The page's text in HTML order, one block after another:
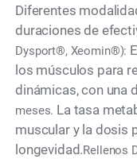
Diferentes
duraciones de
Dysport®, Xeomin®):
los músculos para
dinámicas, con una
meses. La tasa
muscular y la dosis
longevidad.Rellenos